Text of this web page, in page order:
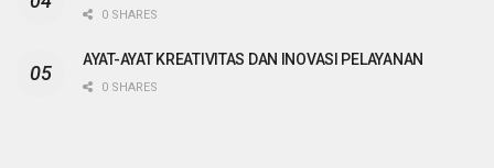
0 SHARES
AYAT-AYAT KREATIVITAS DAN INOVASI PELAYANAN
0 SHARES